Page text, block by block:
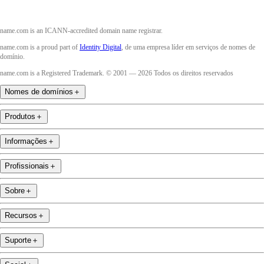
name.com is an ICANN-accredited domain name registrar.
name.com is a proud part of Identity Digital , de uma empresa líder em serviços de nomes de
domínio.
name.com is a Registered Trademark. © 2001 — 2026 Todos os direitos reservados
Nomes de domínios ＋
Produtos ＋
Informações ＋
Profissionais ＋
Sobre ＋
Recursos ＋
Suporte ＋